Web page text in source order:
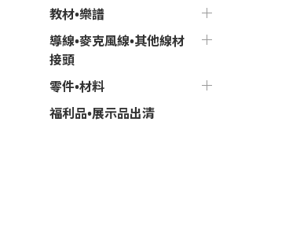
教材•樂譜
導線•麥克風線•其他線材
接頭
零件•材料
福利品•展示品出清